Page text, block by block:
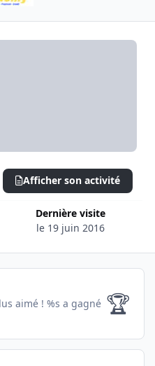
Dernière visite
le 19 juin 2016
Afficher son activité
aimé ! %s a gagné 🏆